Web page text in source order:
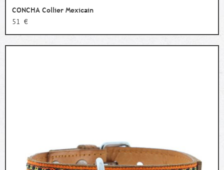
CONCHA Collier Mexicain
51 €